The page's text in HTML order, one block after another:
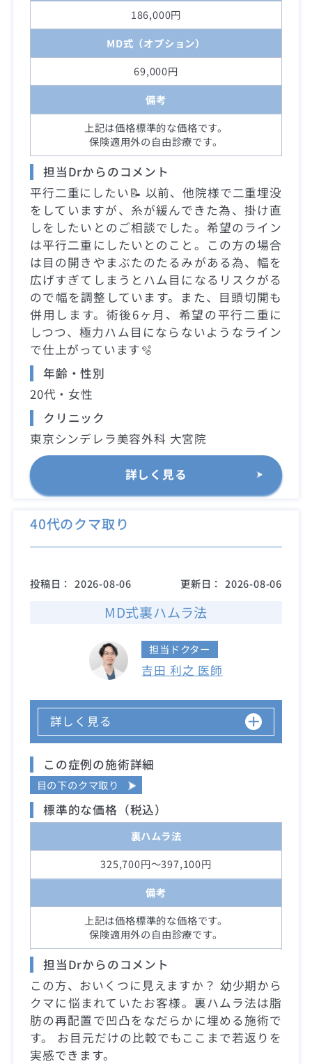
186,000円
MD式（オプション）
69,000円
備考
上記は価格標準的な価格です。
保険適用外の自由診療です。
担当Drからのコメント
平行二重にしたい📝 以前、他院様で二重埋没
をしていますが、糸が緩んできた為、掛け直
しをしたいとのご相談でした。希望のライン
は平行二重にしたいとのこと。この方の場合
は目の開きやまぶたのたるみがある為、幅を
広げすぎてしまうとハム目になるリスクがる
ので幅を調整しています。また、目頭切開も
併用します。術後6ヶ月、希望の平行二重に
しつつ、極力ハム目にならないようなライン
で仕上がっています🫧
年齢・性別
20代・女性
クリニック
東京シンデレラ美容外科 大宮院
詳しく見る
40代のクマ取り
投稿日： 2026-08-06 更新日： 2026-08-06
MD式裏ハムラ法
担当ドクター
吉田 利之 医師
詳しく見る
この症例の施術詳細
目の下のクマ取り
標準的な価格（税込）
裏ハムラ法
325,700円～397,100円
備考
上記は価格標準的な価格です。
保険適用外の自由診療です。
担当Drからのコメント
この方、おいくつに見えますか？ 幼少期から
クマに悩まれていたお客様。裏ハムラ法は脂
肪の再配置で凹凸をなだらかに埋める施術で
す。 お目元だけの比較でもここまで若返りを
実感できます。